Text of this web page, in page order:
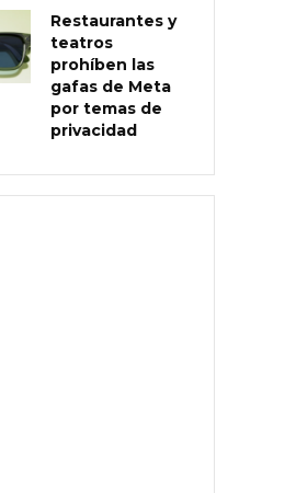
Restaurantes y
teatros
prohíben las
gafas de Meta
por temas de
privacidad